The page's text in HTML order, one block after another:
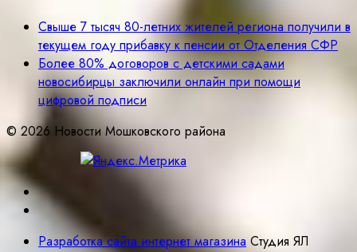
Свыше 7 тысяч 80-летних жителей региона получили в
текущем году прибавку к пенсии от Отделения СФР
Более 80% договоров с детскими садами
новосибирцы заключили онлайн при помощи
цифровой подписи
© 2026 Новости Мошковского района
Разработка сайта интернет магазина Студия ЯЛ